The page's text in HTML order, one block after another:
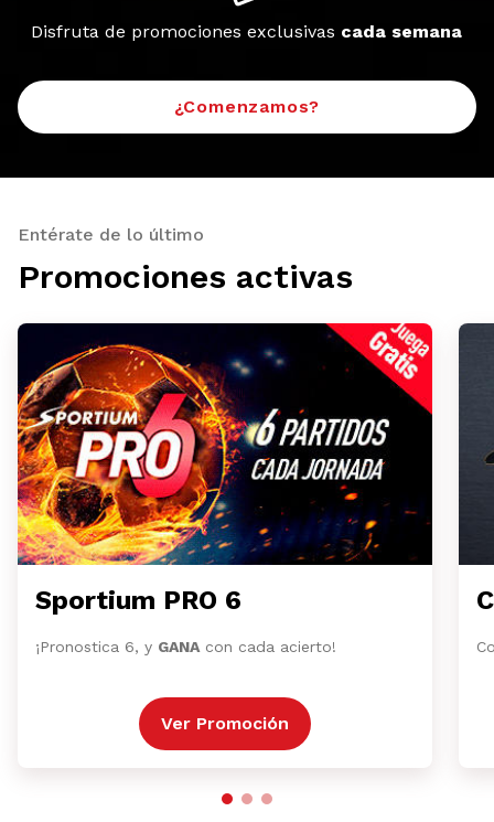
Disfruta de promociones exclusivas cada semana
¿Comenzamos?
Entérate de lo último
Promociones activas
Sportium PRO 6
¡Pronostica 6, y GANA con cada acierto!
Ver Promoción